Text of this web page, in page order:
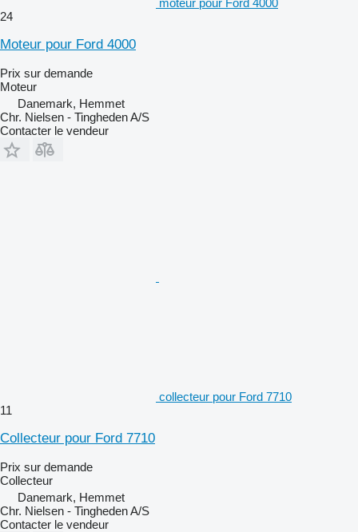
24
Moteur pour Ford 4000
Prix sur demande
Moteur
Danemark, Hemmet
Chr. Nielsen - Tingheden A/S
Contacter le vendeur
collecteur pour Ford 7710
11
Collecteur pour Ford 7710
Prix sur demande
Collecteur
Danemark, Hemmet
Chr. Nielsen - Tingheden A/S
Contacter le vendeur